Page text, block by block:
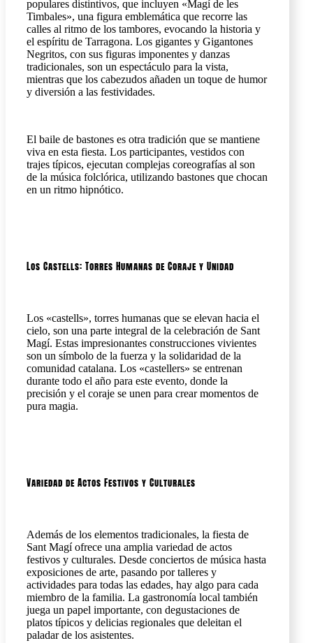
populares distintivos, que incluyen «Magí de les
Timbales», una figura emblemática que recorre las
calles al ritmo de los tambores, evocando la historia y
el espíritu de Tarragona. Los gigantes y Gigantones
Negritos, con sus figuras imponentes y danzas
tradicionales, son un espectáculo para la vista,
mientras que los cabezudos añaden un toque de humor
y diversión a las festividades.
El baile de bastones es otra tradición que se mantiene
viva en esta fiesta. Los participantes, vestidos con
trajes típicos, ejecutan complejas coreografías al son
de la música folclórica, utilizando bastones que chocan
en un ritmo hipnótico.
Los Castells: Torres Humanas de Coraje y Unidad
Los «castells», torres humanas que se elevan hacia el
cielo, son una parte integral de la celebración de Sant
Magí. Estas impresionantes construcciones vivientes
son un símbolo de la fuerza y la solidaridad de la
comunidad catalana. Los «castellers» se entrenan
durante todo el año para este evento, donde la
precisión y el coraje se unen para crear momentos de
pura magia.
Variedad de Actos Festivos y Culturales
Además de los elementos tradicionales, la fiesta de
Sant Magí ofrece una amplia variedad de actos
festivos y culturales. Desde conciertos de música hasta
exposiciones de arte, pasando por talleres y
actividades para todas las edades, hay algo para cada
miembro de la familia. La gastronomía local también
juega un papel importante, con degustaciones de
platos típicos y delicias regionales que deleitan el
paladar de los asistentes.